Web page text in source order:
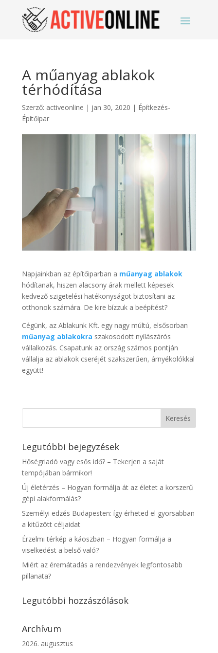
A műanyag ablakok
térhódítása
Szerző: activeonline | jan 30, 2020 | Építkezés-
Építőipar
Napjainkban az építőiparban a műanyag ablakok
hódítanak, hiszen alacsony árak mellett képesek
kedvező szigetelési hatékonyságot biztosítani az
otthonok számára. De kire bízzuk a beépítést?
Cégünk, az Ablakunk Kft. egy nagy múltú, elsősorban
műanyag ablakokra szakosodott nyílászárós
vállalkozás. Csapatunk az ország számos pontján
vállalja az ablakok cseréjét szakszerűen, árnyékolókkal
együtt!
Legutóbbi bejegyzések
Hőségriadó vagy esős idő? – Tekerjen a saját
tempójában bármikor!
Új életérzés – Hogyan formálja át az életet a korszerű
gépi alakformálás?
Személyi edzés Budapesten: így érheted el gyorsabban
a kitűzött céljaidat
Érzelmi térkép a káoszban – Hogyan formálja a
viselkedést a belső való?
Miért az éremátadás a rendezvények legfontosabb
pillanata?
Legutóbbi hozzászólások
Archívum
2026. augusztus